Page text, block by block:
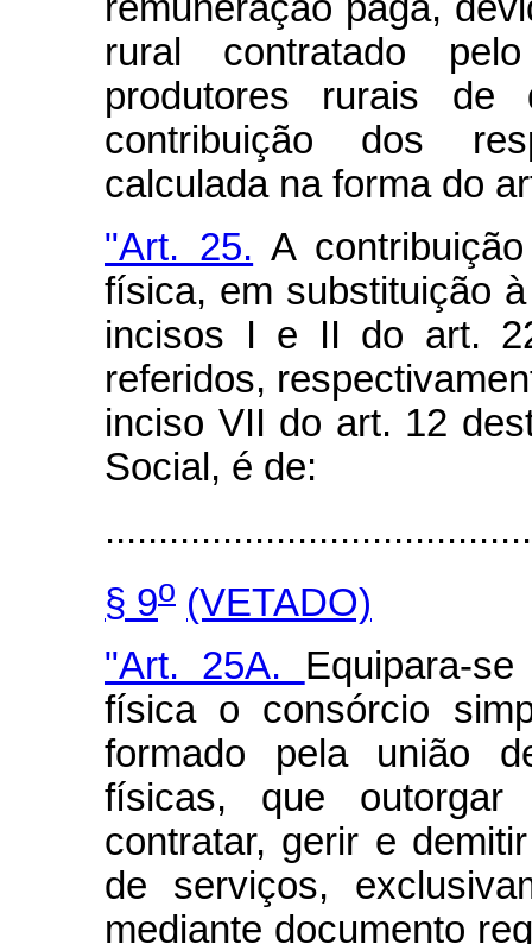
rural contratado
produtores rurais
contribuição dos
calculada na forma do
"Art. 25. A
física, em substituição
incisos I e II do art.
referidos,
inciso VII do art. 12
Social, é de:
§ 9o (VETADO)
"Art. 25A. Equipara-
física o consórcio
formado pela união
físicas, que
contratar, gerir e
de serviços,
mediante documento